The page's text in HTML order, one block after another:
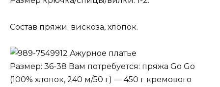
Состав пряжи: вискоза, хлопок.
Ажурное платье
Размер: 36-38 Вам потребуется: пряжа Go Go
(100% хлопок, 240 м/50 г) — 450 г кремового